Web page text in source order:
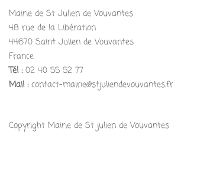
Mairie de St Julien de Vouvantes
48 rue de la Libération
44670 Saint Julien de Vouvantes
France
Tél :02 40 55 52 77
Mail :contact-mairie@stjuliendevouvantes.fr
Copyright Mairie de St julien de Vouvantes